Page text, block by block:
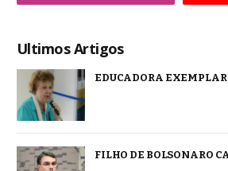
Ultimos Artigos
EDUCADORA
FILHO DE BOLSONARO